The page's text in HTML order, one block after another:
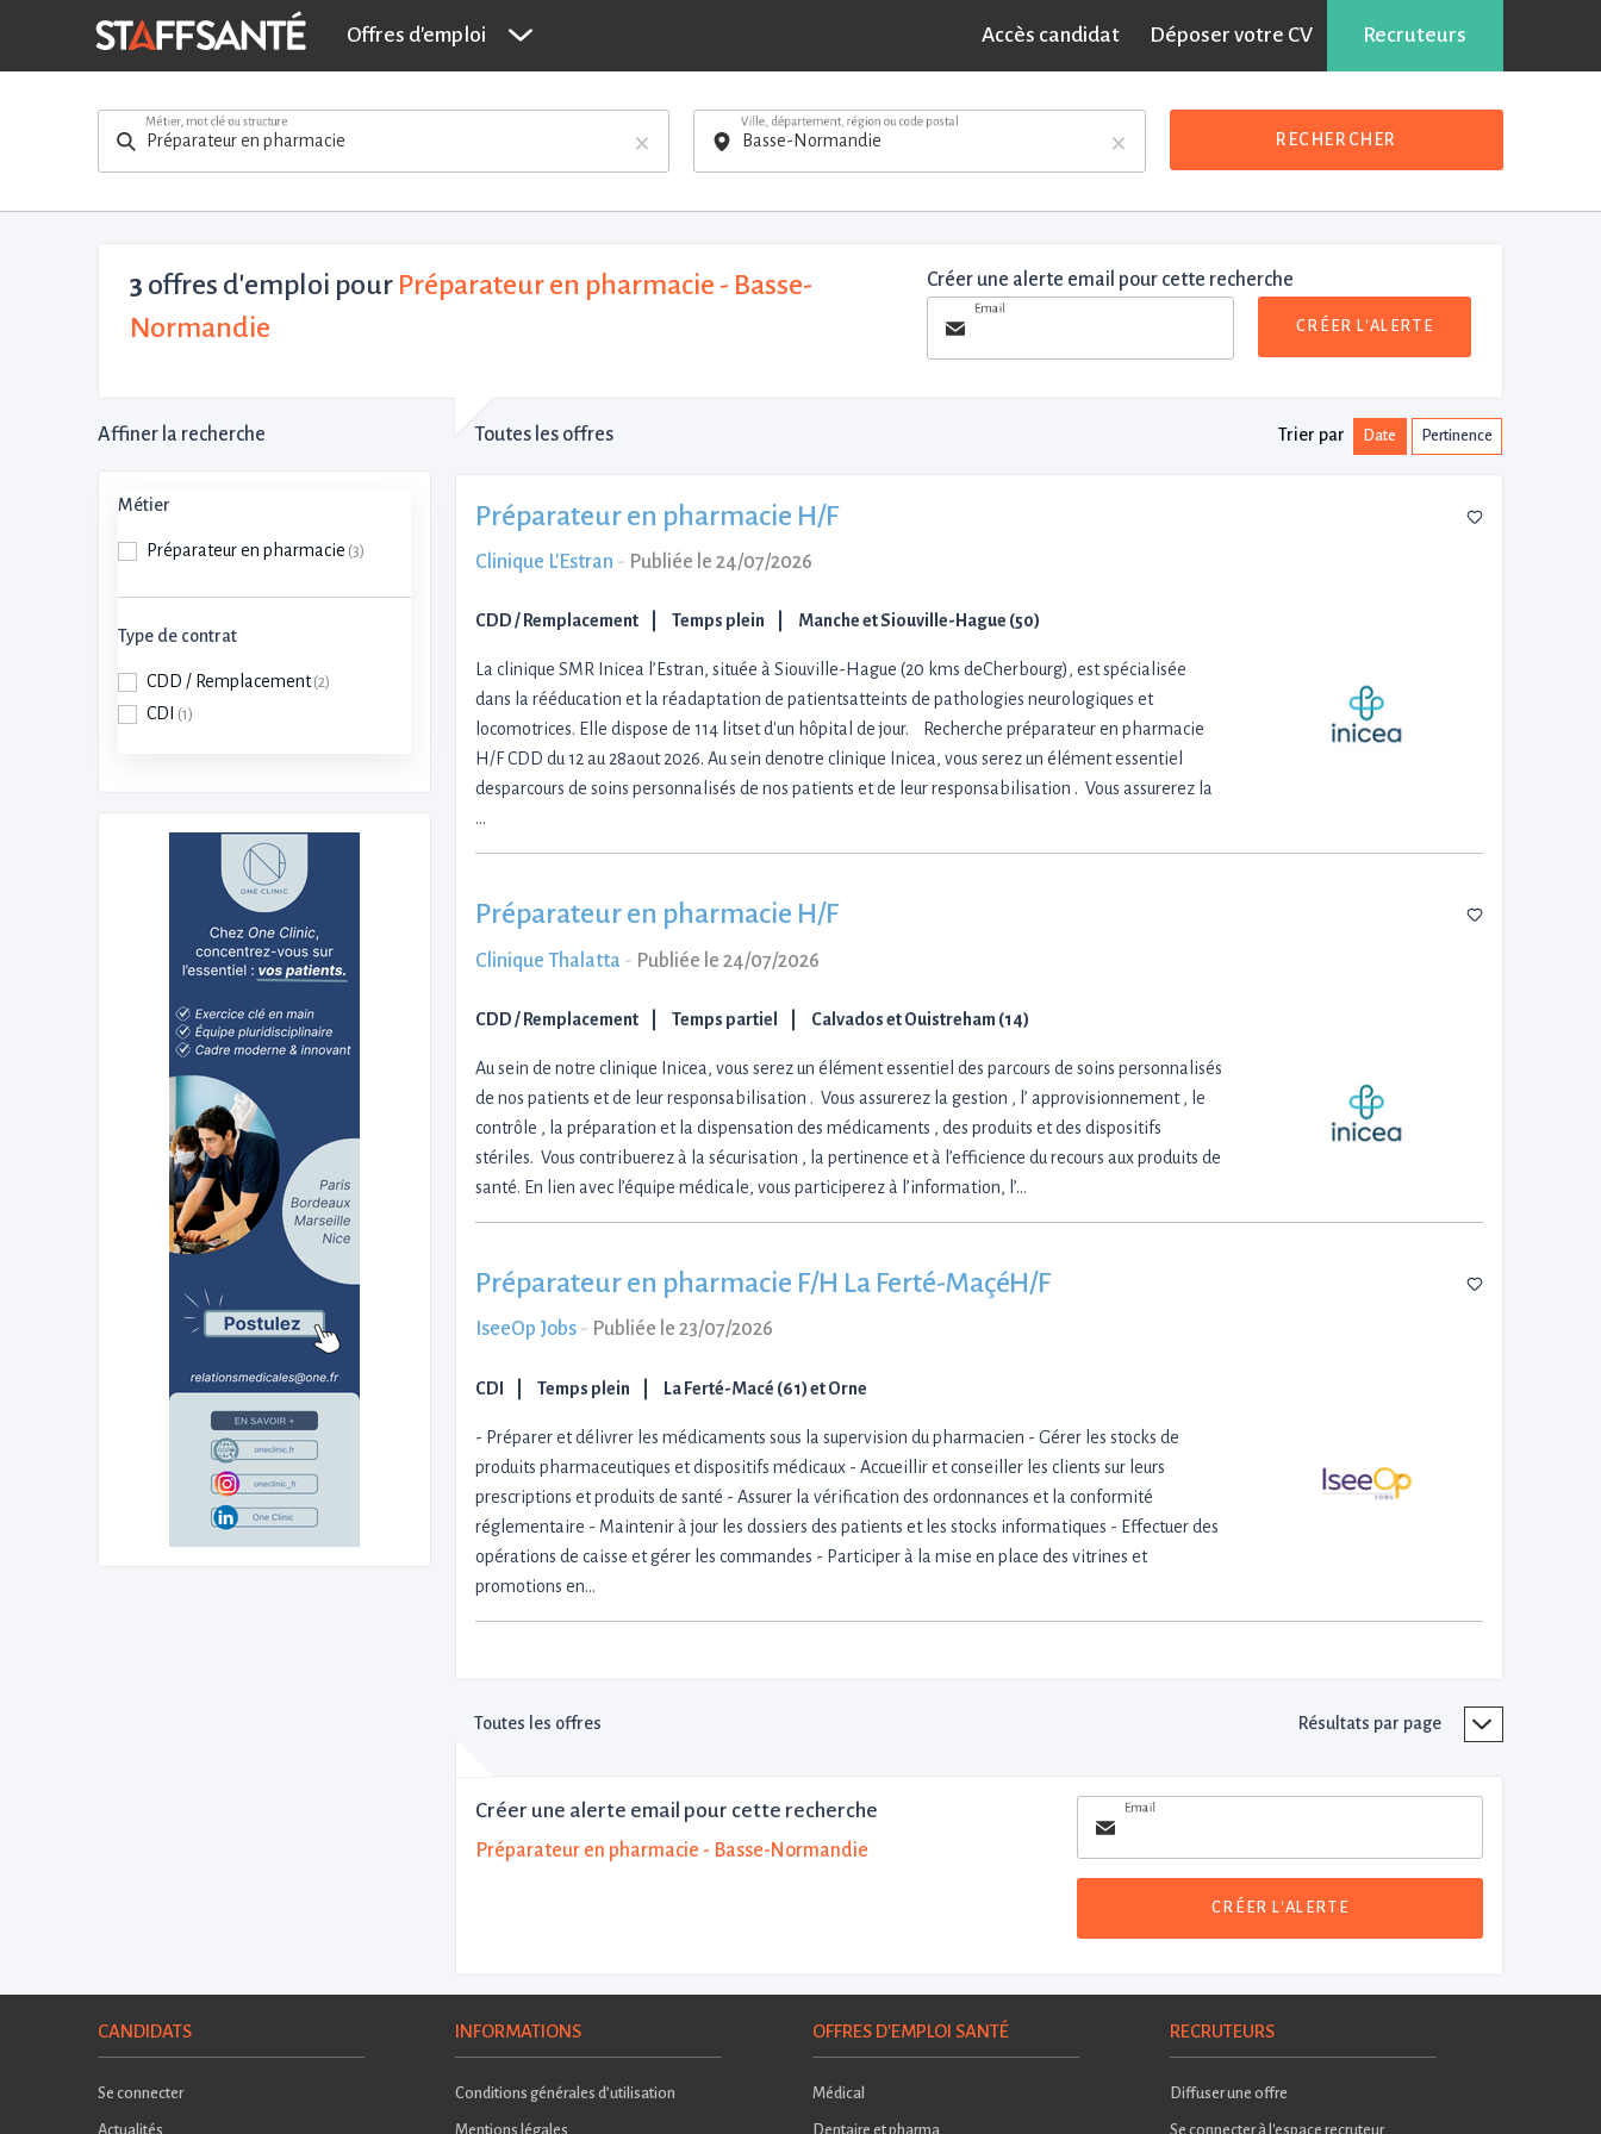
Offres d'emploi Accès candidat Déposer votre CV Recruteurs
×
Métier, mot clé ou structure
×
Ville, département, région ou code postal
RECHERCHER
3 offres d'emploi pour Préparateur en pharmacie - Basse-
Normandie
Créer une alerte email pour cette recherche
Email
CRÉER L'ALERTE
Affiner la recherche
Métier
Préparateur en pharmacie (3)
Type de contrat
CDD / Remplacement (2)
CDI (1)
Toutes les offres Trier par Date Pertinence
Préparateur en pharmacie H/F
Clinique L'Estran - Publiée le 24/07/2026
CDD / Remplacement Temps plein Manche et Siouville-Hague (50)
La clinique SMR Inicea l’Estran, située à Siouville-Hague (20 kms deCherbourg), est spécialisée
dans la rééducation et la réadaptation de patientsatteints de pathologies neurologiques et
locomotrices. Elle dispose de 114 litset d'un hôpital de jour. Recherche préparateur en pharmacie
H/F CDD du 12 au 28aout 2026. Au sein denotre clinique Inicea, vous serez un élément essentiel
desparcours de soins personnalisés de nos patients et de leur responsabilisation . Vous assurerez la
…
Préparateur en pharmacie H/F
Clinique Thalatta - Publiée le 24/07/2026
CDD / Remplacement Temps partiel Calvados et Ouistreham (14)
Au sein de notre clinique Inicea, vous serez un élément essentiel des parcours de soins personnalisés
de nos patients et de leur responsabilisation . Vous assurerez la gestion , l’ approvisionnement , le
contrôle , la préparation et la dispensation des médicaments , des produits et des dispositifs
stériles. Vous contribuerez à la sécurisation , la pertinence et à l’efficience du recours aux produits de
santé. En lien avec l’équipe médicale, vous participerez à l’information, l’…
Préparateur en pharmacie F/H La Ferté-MaçéH/F
IseeOp Jobs - Publiée le 23/07/2026
CDI Temps plein La Ferté-Macé (61) et Orne
- Préparer et délivrer les médicaments sous la supervision du pharmacien - Gérer les stocks de
produits pharmaceutiques et dispositifs médicaux - Accueillir et conseiller les clients sur leurs
prescriptions et produits de santé - Assurer la vérification des ordonnances et la conformité
réglementaire - Maintenir à jour les dossiers des patients et les stocks informatiques - Effectuer des
opérations de caisse et gérer les commandes - Participer à la mise en place des vitrines et
promotions en…
Toutes les offres Résultats par page
Créer une alerte email pour cette recherche
Préparateur en pharmacie - Basse-Normandie
Email
CRÉER L'ALERTE
CANDIDATS
Se connecter
Actualités
INFORMATIONS
Conditions générales d’utilisation
Mentions légales
OFFRES D'EMPLOI SANTÉ
Médical
Dentaire et pharma
RECRUTEURS
Diffuser une offre
Se connecter à l'espace recruteur